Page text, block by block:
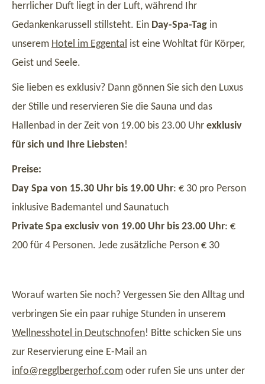
herrlicher Duft liegt in der Luft, während Ihr
Gedankenkarussell stillsteht. Ein Day-Spa-Tag in
unserem Hotel im Eggental ist eine Wohltat für Körper,
Geist und Seele.
Sie lieben es exklusiv? Dann gönnen Sie sich den Luxus
der Stille und reservieren Sie die Sauna und das
Hallenbad in der Zeit von 19.00 bis 23.00 Uhr exklusiv
für sich und Ihre Liebsten!
Preise:
Day Spa von 15.30 Uhr bis 19.00 Uhr: € 30 pro Person
inklusive Bademantel und Saunatuch
Private Spa exclusiv von 19.00 Uhr bis 23.00 Uhr: €
200 für 4 Personen. Jede zusätzliche Person € 30
Worauf warten Sie noch? Vergessen Sie den Alltag und
verbringen Sie ein paar ruhige Stunden in unserem
Wellnesshotel in Deutschnofen! Bitte schicken Sie uns
zur Reservierung eine E-Mail an
info@regglbergerhof.com oder rufen Sie uns unter der